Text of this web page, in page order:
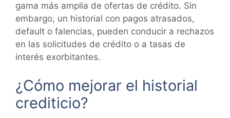
gama más amplia de ofertas de crédito. Sin
embargo, un historial con pagos atrasados,
default o falencias, pueden conducir a rechazos
en las solicitudes de crédito o a tasas de
interés exorbitantes.
¿Cómo mejorar el historial
crediticio?